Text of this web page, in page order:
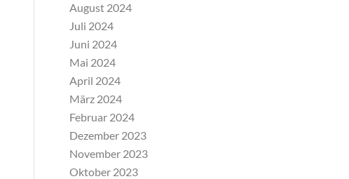
August 2024
Juli 2024
Juni 2024
Mai 2024
April 2024
März 2024
Februar 2024
Dezember 2023
November 2023
Oktober 2023